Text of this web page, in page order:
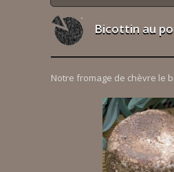
Bicottin au
Notre fromage de chèvre le